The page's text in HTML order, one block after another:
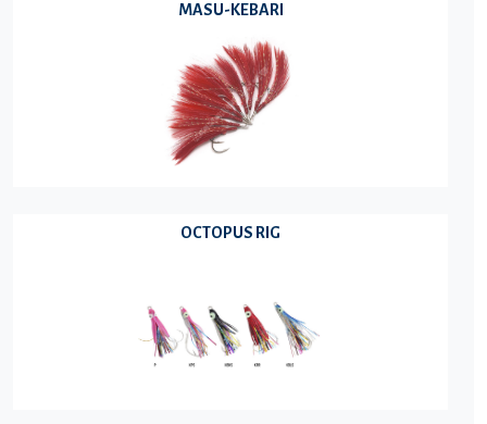
MASU-KEBARI
OCTOPUS RIG